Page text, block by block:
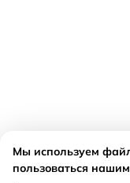
Мы используем
пользоваться